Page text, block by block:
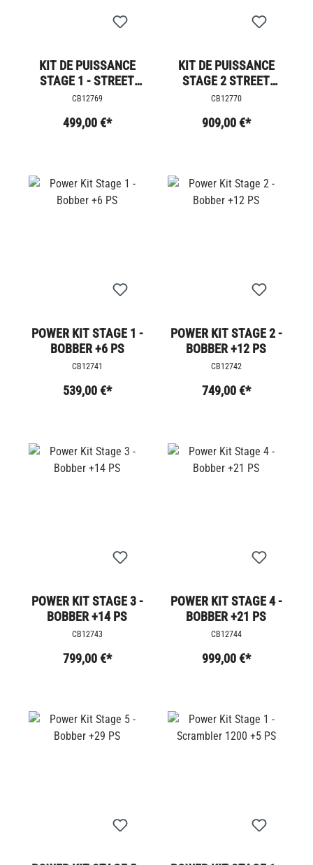
KIT DE PUISSANCE
STAGE 1 - STREET
SCRAMBLER /
CV
CB12769
499,00 €*
KIT DE PUISSANCE
STAGE 2 STREET
SCRAMBLER /
CV
CB12770
909,00 €*
POWER KIT STAGE 1 -
BOBBER +6 PS
CB12741
539,00 €*
POWER KIT STAGE 2 -
BOBBER +12 PS
CB12742
749,00 €*
POWER KIT STAGE 3 -
BOBBER +14 PS
CB12743
799,00 €*
POWER KIT STAGE 4 -
BOBBER +21 PS
CB12744
999,00 €*